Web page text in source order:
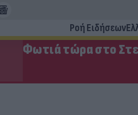
Ροή Ειδήσεων
Φωτιά τώρα στο